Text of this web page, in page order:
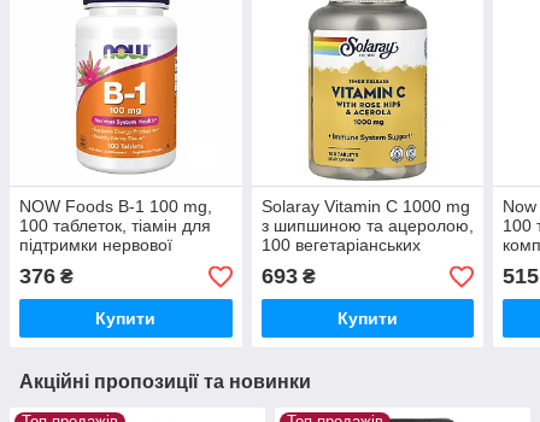
NOW Foods B-1 100 mg,
100 таблеток, тіамін для
підтримки нервової
системи та енергетичного
обміну
376 ₴
Купити
Solaray Vitamin C 1000 mg
з шипшиною та ацеролою,
100 вегетаріанських
капсул - імунітет,
антиоксидант, вітамін С
693₴
Купити
100
515
Акційні пропозиції та новинки